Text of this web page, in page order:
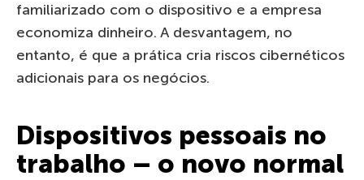
familiarizado com o dispositivo e a empresa
economiza dinheiro. A desvantagem, no
entanto, é que a prática cria riscos cibernéticos
adicionais para os negócios.
Dispositivos pessoais no
trabalho – o novo normal